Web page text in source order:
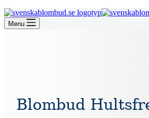
Menu
Blombud